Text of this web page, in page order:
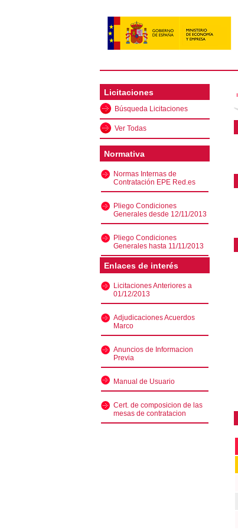
Licitaciones
Búsqueda Licitaciones
Ver Todas
Normativa
Normas Internas de
Contratación EPE Red.es
Pliego Condiciones
Generales desde 12/11/2013
Pliego Condiciones
Generales hasta 11/11/2013
Enlaces de interés
Licitaciones Anteriores a
01/12/2013
Adjudicaciones Acuerdos
Marco
Anuncios de Informacion
Previa
Manual de Usuario
Cert. de composicion de las
mesas de contratacion